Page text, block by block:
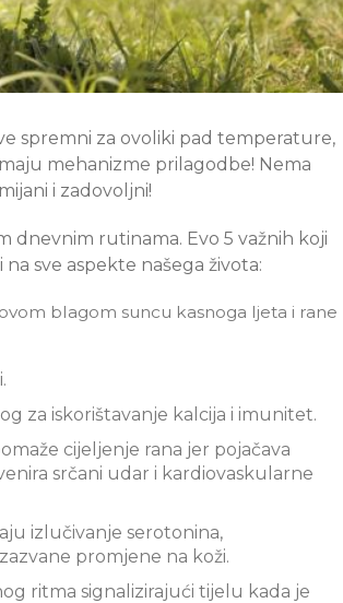
spremni za ovoliki pad temperature,
mehanizme prilagodbe! Nema
i zadovoljni!
dnevnim rutinama. Evo 5 važnih koji
sve aspekte našega života:
blagom suncu kasnoga ljeta i rane
za iskorištavanje kalcija i imunitet.
cijeljenje rana jer pojačava
srčani udar i kardiovaskularne
izlučivanje serotonina,
promjene na koži.
ritma signalizirajući tijelu kada je